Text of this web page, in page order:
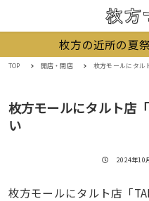
枚方の近所の夏
TOP 開店・閉店 枚方モールにタル
枚方モールにタルト店
い
投稿日
2024年10
枚方モールにタルト店「